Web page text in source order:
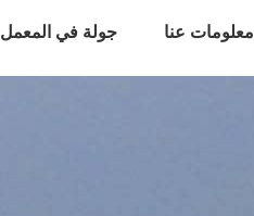
معلومات عنا جولة في المعمل